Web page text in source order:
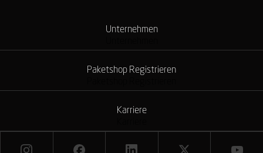
Unternehmen
Paketshop Registrieren
Karriere